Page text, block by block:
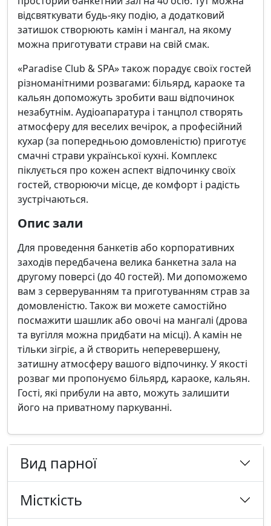
відсвяткувати будь-яку подію, а додатковий
затишок створюють камін і мангал, на якому
можна приготувати страви на свій смак.
«Paradise Club & SPA» також порадує своїх гостей
різноманітними розвагами: більярд, караоке та
кальян допоможуть зробити ваш відпочинок
незабутнім. Аудіоапаратура і танцпол створять
атмосферу для веселих вечірок, а професійний
кухар (за попередньою домовленістю) приготує
смачні страви української кухні. Комплекс
піклується про кожен аспект відпочинку своїх
гостей, створюючи місце, де комфорт і радість
зустрічаються.
Опис зали
Для проведення банкетів або корпоративних
заходів передбачена велика банкетна зала на
другому поверсі (до 40 гостей). Ми допоможемо
вам з серверуванням та приготуванням страв за
домовленістю. Також ви можете самостійно
посмажити шашлик або овочі на мангалі (дрова
та вугілля можна придбати на місці). А камін не
тільки зігріє, а й створить неперевершену,
затишну атмосферу вашого відпочинку. У якості
розваг ми пропонуємо більярд, караоке, кальян.
Гості, які прибули на авто, можуть залишити
його на приватному паркуванні.
Вид парної
Місткість